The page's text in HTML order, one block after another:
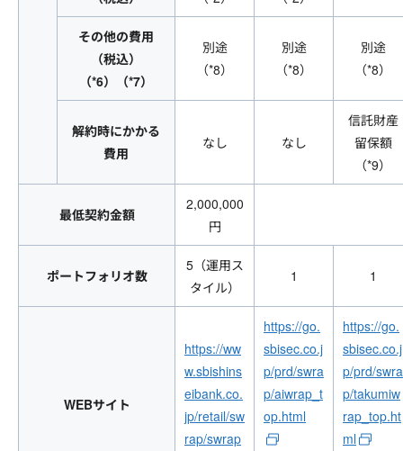
その他の費用
（税込）
（*6）（*7）
別途
（*8）
別途
（*8）
別途
（*8）
解約時にかかる
費用
なし なし
信託財産
留保額
（*9）
最低契約金額
2,000,000
円
ポートフォリオ数
5（運用ス
タイル）
1 1
WEBサイト
https://ww
w.sbishins
eibank.co.
jp/retail/sw
rap/swrap
https://go.
sbisec.co.j
p/prd/swra
p/aiwrap_t
op.html
https://go.
sbisec.co.j
p/prd/swra
p/takumiw
rap_top.ht
ml